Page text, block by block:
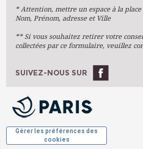
Arts Plastiques
Arts Du Texte
Arts Numériques
Ateliers À L'année
* Attention, mettre un espace à la
Nom, Prénom, adresse et Ville
** Si vous souhaitez retirer votre
collectées par ce formulaire, veuillez
SUIVEZ-NOUS SUR
Gérer les préférences des
cookies